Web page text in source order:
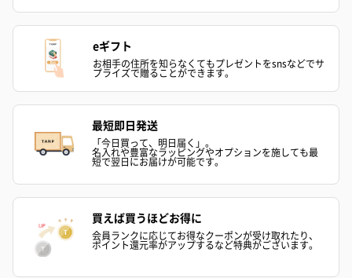
ト【ありがとう】
（1,100円）
（2,145円）
円）
リラックスグッズ
リラックスグッズを同梱してお届けします。
eギフト
お相手の住所を知らなくてもプレゼントをsnsなどでサ
プライズで贈ることができます。
最短即日発送
「今日買って、明日届く」。
名入れや豊富なラッピングやオプションを施しても最
短で翌日にお届けが可能です。
買えば買うほどお得に
会員ランクに応じてお得なクーポンが受け取れたり、
ポイント還元率がアップするなど特典がございます。